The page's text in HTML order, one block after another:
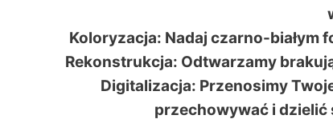
Koloryzacja: Nadaj czarno-białym
Rekonstrukcja: Odtwarzamy
Digitalizacja: Przenosimy
przechowywać i dzielić